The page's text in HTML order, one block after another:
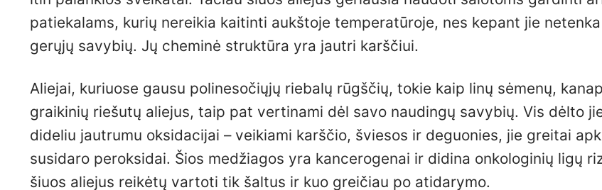
patiekalams, kurių nereikia kaitinti aukštoje temperatūroje, nes kepant jie
gerųjų savybių. Jų cheminė struktūra yra jautri karščiui.
Aliejai, kuriuose gausu polinesočiųjų riebalų rūgščių, tokie kaip linų sėmenų,
graikinių riešutų aliejus, taip pat vertinami dėl savo naudingų savybių. Vis dėlto
dideliu jautrumu oksidacijai – veikiami karščio, šviesos ir deguonies, jie greitai
susidaro peroksidai. Šios medžiagos yra kancerogenai ir didina onkologinių ligų
šiuos aliejus reikėtų vartoti tik šaltus ir kuo greičiau po atidarymo.